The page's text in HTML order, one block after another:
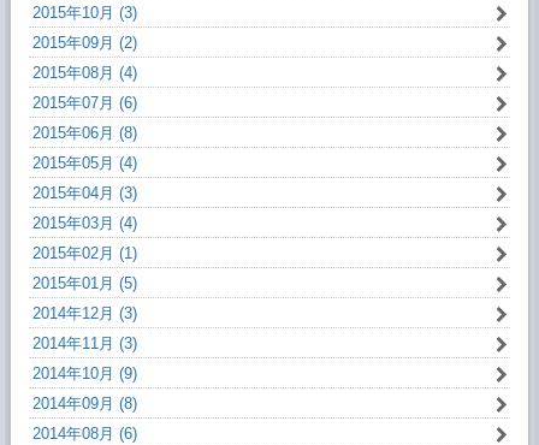
2015年10月 (3)
2015年09月 (2)
2015年08月 (4)
2015年07月 (6)
2015年06月 (8)
2015年05月 (4)
2015年04月 (3)
2015年03月 (4)
2015年02月 (1)
2015年01月 (5)
2014年12月 (3)
2014年11月 (3)
2014年10月 (9)
2014年09月 (8)
2014年08月 (6)